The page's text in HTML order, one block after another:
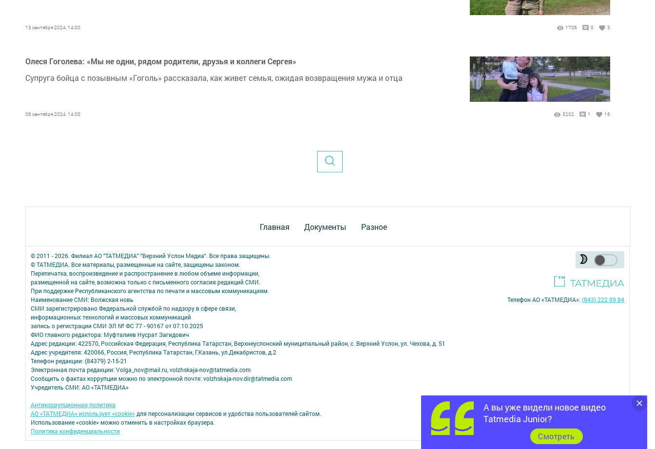
13 сентября 2024, 14:00 1706 0 3
Олеся Гоголева: «Мы не одни, рядом родители, друзья и коллеги Сергея»
Супруга бойца с позывным «Гоголь» рассказала, как живет семья, ожидая возвращения мужа и отца
06 сентября 2024, 14:00 3202 1 16
Главная Документы Разное
А вы уже видели новое видео
Tatmedia Junior?
Cмотреть
© 2011 - 2026. Филиал АО "ТАТМЕДИА" "Верхний Услон Медиа". Все права защищены.
© ТАТМЕДИА. Все материалы, размещенные на сайте, защищены законом.
Перепечатка, воспроизведение и распространение в любом объеме информации,
размещенной на сайте, возможна только с письменного согласия редакций СМИ.
При поддержке Республиканского агентства по печати и массовым коммуникациям.
Наименование СМИ: Волжская новь
СМИ зарегистрировано Федеральной службой по надзору в сфере связи,
информационных технологий и массовых коммуникаций
запись о регистрации СМИ ЭЛ № ФС 77 - 90167 от 07.10.2025
ФИО главного редактора: Муфталиев Нусрат Загидович
Адрес редакции: 422570, Российская Федерация, Республика Татарстан, Верхнеуслонский муниципальный район, с. Верхний Услон, ул. Чехова, д. 51
Адрес учредителя: 420066, Россия, Республика Татарстан, Г.Казань, ул.Декабристов, д.2
Телефон редакции: (84379) 2-15-21
Электронная почта редакции: Volga_nov@mail.ru, volzhskaja-nov@tatmedia.com
Сообщить о фактах коррупции можно по электронной почте: volzhskaja-nov.dir@tatmedia.com
Учредитель СМИ: АО «ТАТМЕДИА»
Антикоррупционная политика
АО «ТАТМЕДИА» использует «cookie» для персонализации сервисов и удобства пользователей сайтом.
Использование «cookie» можно отменить в настройках браузера.
Политика конфиденциальности
Телефон АО «ТАТМЕДИА»:(843) 222 09 84